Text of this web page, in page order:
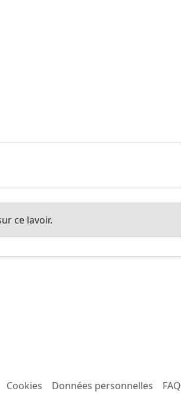
ce lavoir.
Cookies Données personnelles FAQ